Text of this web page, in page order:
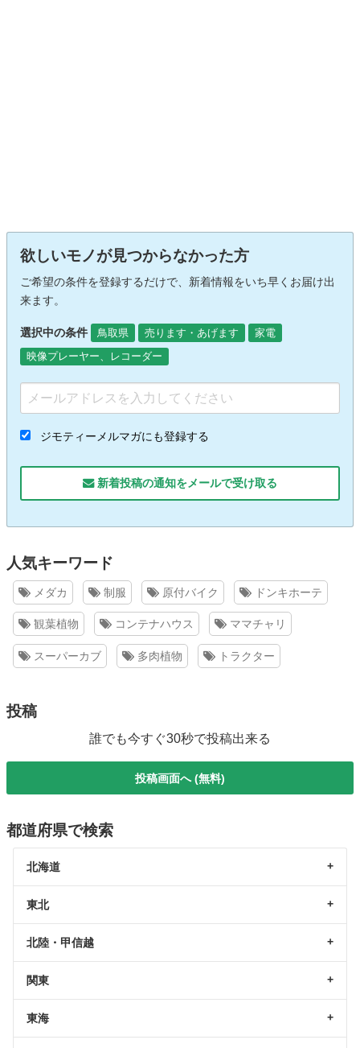
欲しいモノが見つからなかった方
ご希望の条件を登録するだけで、新着情報をいち早くお届け出
来ます。
選択中の条件 鳥取県 売ります・あげます
家電
映像プレーヤー、レコーダー
ジモティーメルマガにも登録する
新着投稿の通知をメールで受け取る
人気キーワード
メダカ 制服 原付バイク ドンキホーテ
観葉植物 コンテナハウス ママチャリ
スーパーカブ 多肉植物 トラクター
投稿
誰でも今すぐ30秒で投稿出来る
投稿画面へ (無料)
都道府県で検索
北海道
東北
北陸・甲信越
関東
東海